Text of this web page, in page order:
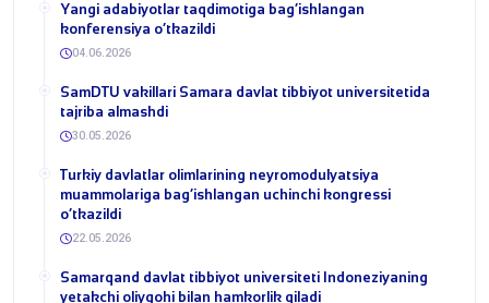
​Yangi adabiyotlar taqdimotiga bag‘ishlangan
konferensiya o‘tkazildi
04.06.2026
SamDTU vakillari Samara davlat tibbiyot universitetida
tajriba almashdi
30.05.2026
​Turkiy davlatlar olimlarining neyromodulyatsiya
muammolariga bag‘ishlangan uchinchi kongressi
o‘tkazildi
22.05.2026
Samarqand davlat tibbiyot universiteti Indoneziyaning
yetakchi oliygohi bilan hamkorlik qiladi